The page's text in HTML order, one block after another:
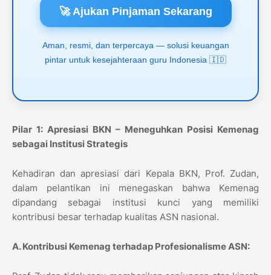
🚀 Ajukan Pinjaman Sekarang
Aman, resmi, dan terpercaya — solusi keuangan
pintar untuk kesejahteraan guru Indonesia 🇮🇩
Pilar 1: Apresiasi BKN – Meneguhkan Posisi Kemenag
sebagai Institusi Strategis
Kehadiran dan apresiasi dari Kepala BKN, Prof. Zudan,
dalam pelantikan ini menegaskan bahwa Kemenag
dipandang sebagai institusi kunci yang memiliki
kontribusi besar terhadap kualitas ASN nasional.
A. Kontribusi Kemenag terhadap Profesionalisme ASN: